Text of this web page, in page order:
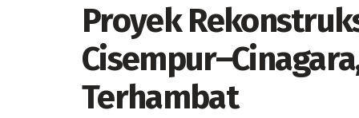
Proyek
Terhambat